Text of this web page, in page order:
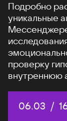
Подробно
уникальные
проверку
внутреннюю
Дата:
06.03 /